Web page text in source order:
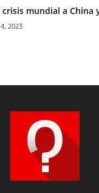
mundial a China
2023